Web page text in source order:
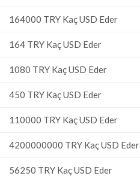
164000 TRY Kaç USD Eder
164 TRY Kaç USD Eder
1080 TRY Kaç USD Eder
450 TRY Kaç USD Eder
110000 TRY Kaç USD Eder
4200000000 TRY Kaç USD Eder
56250 TRY Kaç USD Eder